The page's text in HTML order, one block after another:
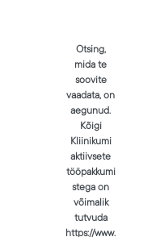
Otsing,
mida te
soovite
vaadata, on
aegunud.
Kõigi
Kliinikumi
aktiivsete
tööpakkumi
stega on
võimalik
tutvuda
https://www.